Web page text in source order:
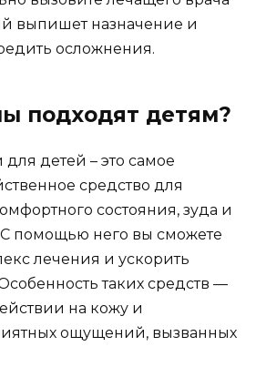
выпишет назначение и
осложнения.
подходят детям?
детей – это самое
средство для
состояния, зуда и
помощью него вы сможете
лечения и ускорить
таких средств —
на кожу и
ощущений, вызванных